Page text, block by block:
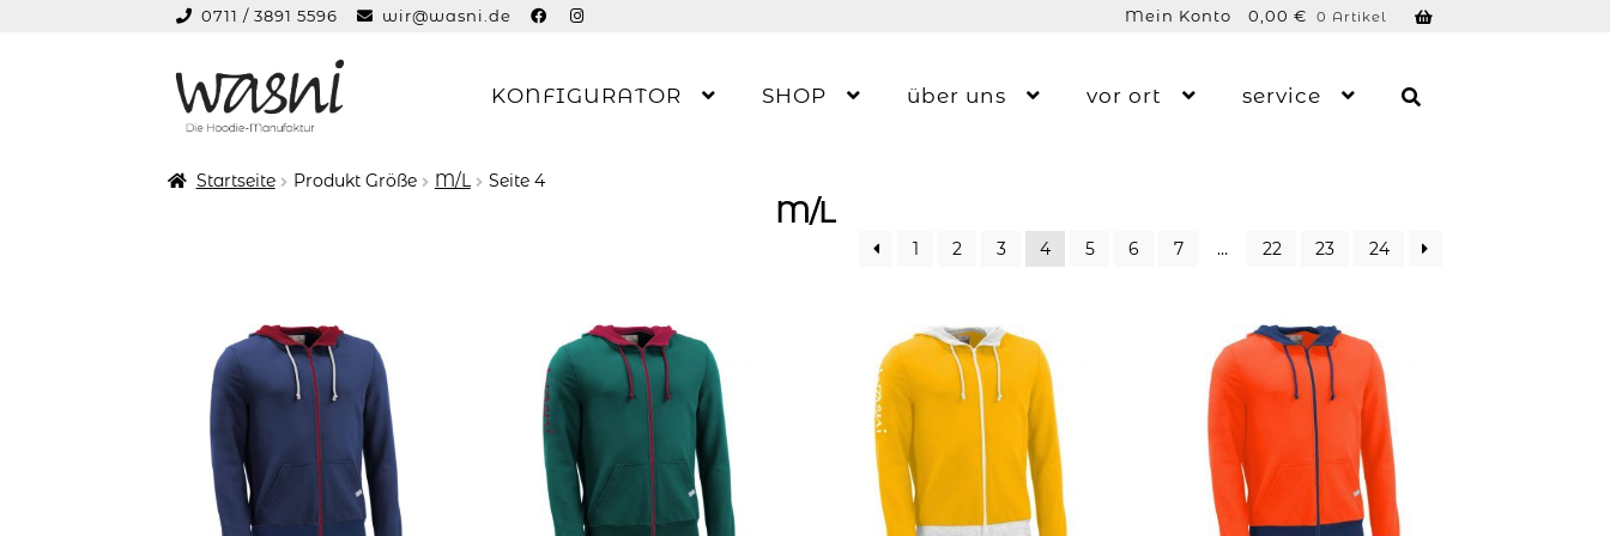
0,00 € 0 Artikel
0711 / 3891 5596 wir@wasni.de Mein Konto
Zur
springen
Zum
springen
KONFIGURATOR SHOP über uns vor ort service
Startseite Produkt Größe M/L Seite 4
M/L
1 2 3 4 5 6 7 … 22 23 24